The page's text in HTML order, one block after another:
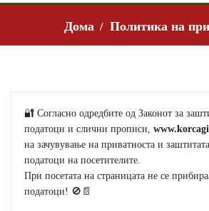
Дома Политика на
🔐 Согласно одредбите од Законот за
податоци и слични прописи,
на зачувување на приватноста и
податоци на посетителите.
При посетата на страницата не се
податоци! 🚫📄